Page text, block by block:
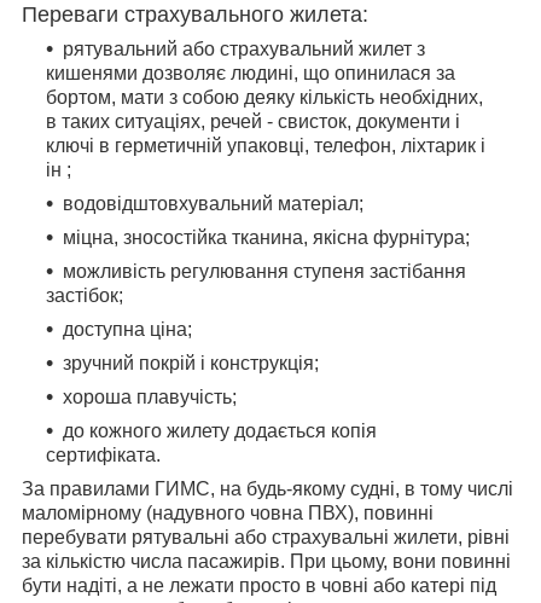
Переваги страхувального жилета:
рятувальний або страхувальний жилет з
кишенями дозволяє людині, що опинилася за
бортом, мати з собою деяку кількість необхідних,
в таких ситуаціях, речей - свисток, документи і
ключі в герметичній упаковці, телефон, ліхтарик і
ін ;
водовідштовхувальний матеріал;
міцна, зносостійка тканина, якісна фурнітура;
можливість регулювання ступеня застібання
застібок;
доступна ціна;
зручний покрій і конструкція;
хороша плавучість;
до кожного жилету додається копія
сертифіката.
За правилами ГИМС, на будь-якому судні, в тому числі
маломірному (надувного човна ПВХ), повинні
перебувати рятувальні або страхувальні жилети, рівні
за кількістю числа пасажирів. При цьому, вони повинні
бути надіті, а не лежати просто в човні або катері під